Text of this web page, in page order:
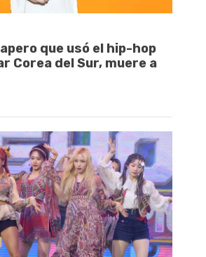
que usó el hip-hop
Corea del Sur, muere a